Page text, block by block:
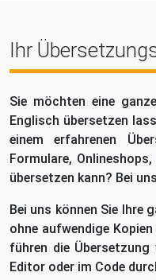
Ihr
Sie möchten eine
Englisch übersetzen
einem erfahrenen
Formulare,
übersetzen kann? Bei
Bei uns können Sie Ihre
ohne aufwendige
führen die
Editor oder im Code